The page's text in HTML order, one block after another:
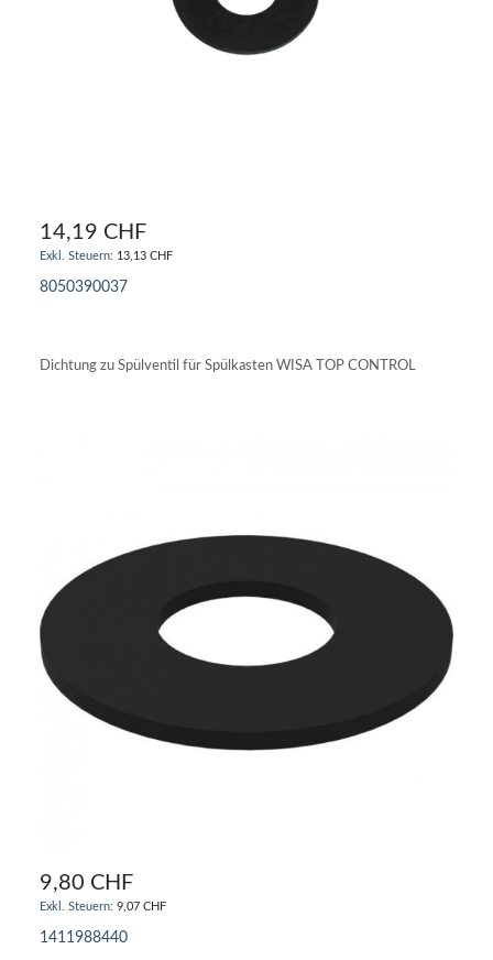
14,19 CHF
13,13 CHF
8050390037
Dichtung zu Spülventil für Spülkasten WISA TOP CONTROL
9,80 CHF
9,07 CHF
1411988440